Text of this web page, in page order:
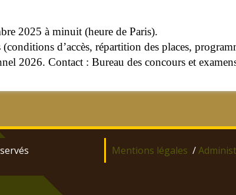
2025 à minuit (heure de Paris).
d’accès, répartition des places,
2026. Contact : Bureau des concours et
Mentions légales /